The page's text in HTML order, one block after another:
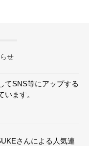
せ
てSNS等にアップする
います。
さんによる人気連